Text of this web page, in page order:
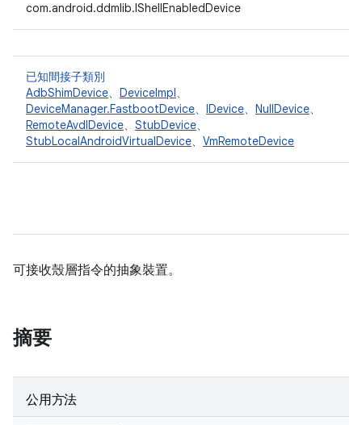
com.android.ddmlib.IShellEnabledDevice
已知間接子類別
AdbShimDevice、 DeviceImpl、
DeviceManager.FastbootDevice、 IDevice、 NullDevice、
RemoteAvdIDevice、 StubDevice、
StubLocalAndroidVirtualDevice、 VmRemoteDevice
可接收殼層指令的抽象裝置。
摘要
公用方法